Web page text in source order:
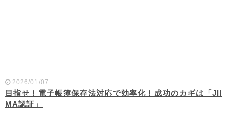
2026/01/07
目指せ！電子帳簿保存法対応で効率化！成功のカギは「JII
MA認証」